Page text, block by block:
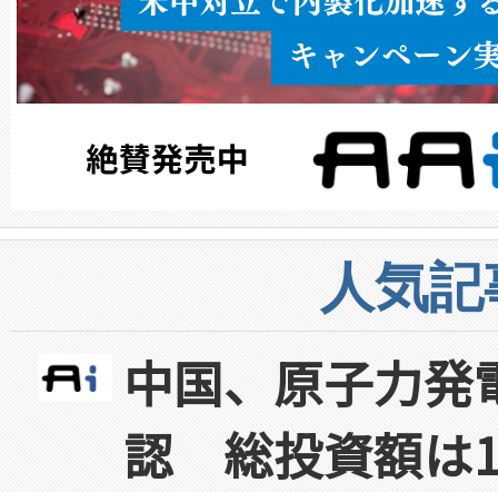
人気
中国、原子力
認 総投資額は